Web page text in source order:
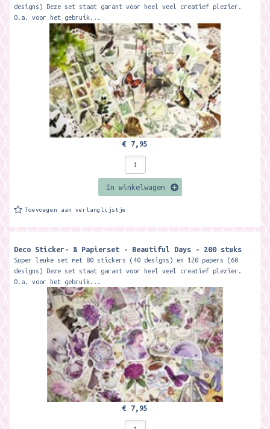
designs) Deze set staat garant voor heel veel creatief plezier.
O.a. voor het gebruik...
€ 7,95
In winkelwagen
Toevoegen aan verlanglijstje
Deco Sticker- & Papierset - Beautiful Days - 200 stuks
Super leuke set met 80 stickers (40 designs) en 120 papers (60
designs) Deze set staat garant voor heel veel creatief plezier.
O.a. voor het gebruik...
€ 7,95